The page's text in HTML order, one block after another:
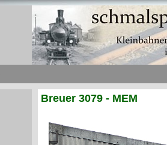
Breuer 3079 - MEM